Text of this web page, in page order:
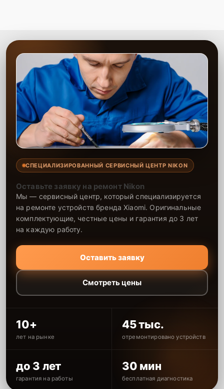
СПЕЦИАЛИЗИРОВАННЫЙ СЕРВИСНЫЙ ЦЕНТР NIKON
Оставьте заявку на ремонт Nikon
Мы — сервисный центр, который специализируется
на ремонте устройств бренда Xiaomi. Оригинальные
комплектующие, честные цены и гарантия до 3 лет
на каждую работу.
Оставить заявку
Смотреть цены
10+
лет на рынке
45 тыс.
отремонтировано устройств
до 3 лет
гарантия на работы
30 мин
бесплатная диагностика